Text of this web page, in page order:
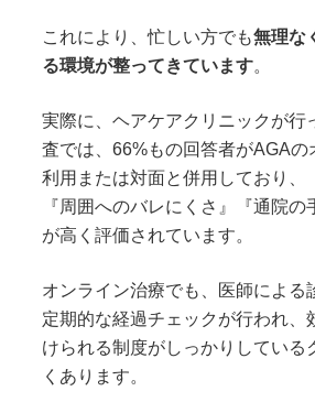
これにより、忙しい方でも無理な
る環境が整ってきています。
実際に、ヘアケアクリニックが行
査では、66%もの回答者がAGAの
利用または対面と併用しており、
『周囲へのバレにくさ』『通院の
が高く評価されています。
オンライン治療でも、医師による
定期的な経過チェックが行われ、
けられる制度がしっかりしている
くあります。